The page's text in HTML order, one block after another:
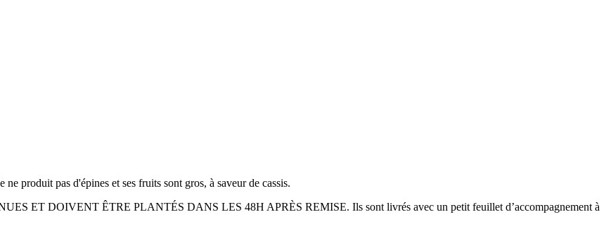
produit pas d'épines et ses fruits sont gros, à saveur de cassis.
ET DOIVENT ÊTRE PLANTÉS DANS LES 48H APRÈS REMISE. Ils sont livrés avec un petit feuillet d’accompagnement à